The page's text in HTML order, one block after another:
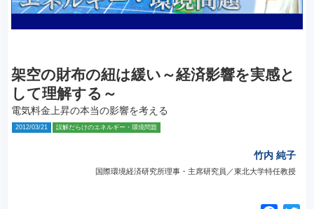
架空の財布の紐は緩い～経済影響を実感と
して理解する～
電気料金上昇の本当の影響を考える
2012/03/21 誤解だらけのエネルギー・環境問題
竹内 純子
国際環境経済研究所理事・主席研究員／東北大学特任教授